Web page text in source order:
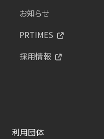
お知らせ
PRTIMES
採用情報
利用団体